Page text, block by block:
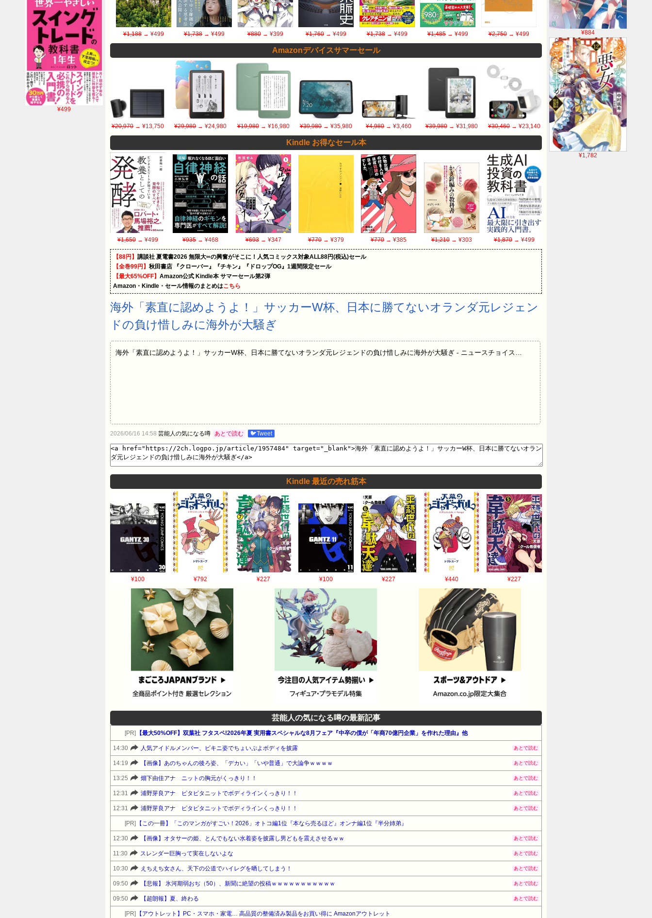
¥884
¥1,782
¥499
¥1,188→ ¥499 ¥1,738 → ¥499 ¥880→ ¥399 ¥1,760 → ¥499 ¥1,738→ ¥499 ¥1,485 → ¥499 ¥2,750→ ¥499
Amazonデバイスサマーセール
¥20,970 → ¥13,750 ¥29,980→ ¥24,980 ¥19,980→ ¥16,980 ¥39,980→ ¥35,980 ¥4,980→ ¥3,460 ¥39,980→ ¥31,980 ¥30,460→ ¥23,140
Kindle お得なセール本
¥1,650 → ¥499 ¥935→ ¥468 ¥693→ ¥347 ¥770→ ¥379 ¥770→ ¥385 ¥1,210→ ¥303 ¥1,870→ ¥499
【88円】 講談社 夏電書2026 無限大∞の興奮がそこに！人気コミックス対象ALL88円(税込)セール
【全巻99円】 秋田書店 『クローバー』『チキン』『ドロップOG』1週間限定セール
【最大65%OFF】 Amazon公式 Kindle本 サマーセール第2弾
Amazon・Kindle・セール情報のまとめはこちら
海外「素直に認めようよ！」サッカーW杯、日本に勝てないオランダ元レジェン
ドの負け惜しみに海外が大騒ぎ
海外「素直に認めようよ！」サッカーW杯、日本に勝てないオランダ元レジェンドの負け惜しみに海外が大騒ぎ - ニュースチョイス…
2026/06/16 14:58 芸能人の気になる噂 あとで読む 🐦Tweet
Kindle 最近の売れ筋本
¥100 ¥792 ¥227 ¥100 ¥227 ¥440 ¥227
芸能人の気になる噂の最新記事
[PR] 【最大50%OFF】双葉社 フタスペ!2026年夏 実用書スペシャルな8月フェア『中卒の僕が「年商70億円企業」を作れた理由』他
14:30 人気アイドルメンバー、ビキニ姿でちょいぷよボディを披露 あとで読む
14:19 【画像】あのちゃんの後ろ姿、「デカい」「いや普通」で大論争ｗｗｗｗ あとで読む
13:25 畑下由佳アナ ニットの胸元がくっきり！！ あとで読む
12:31 浦野芽良アナ ピタピタニットでボディラインくっきり！！ あとで読む
12:31 浦野芽良アナ ピタピタニットでボディラインくっきり！！ あとで読む
[PR] 【この一冊】「このマンガがすごい！2026」オトコ編1位『本なら売るほど』オンナ編1位『半分姉弟』
12:30 【画像】オタサーの姫、とんでもない水着姿を披露し男どもを震えさせるｗｗ あとで読む
11:30 スレンダー巨胸って実在しないよな あとで読む
10:30 えちえち女さん、天下の公道でハイレグを晒してしまう！ あとで読む
09:50 【悲報】 氷河期弱おぢ（50）、新聞に絶望の投稿ｗｗｗｗｗｗｗｗｗｗｗ あとで読む
09:50 【超朗報】夏、終わる あとで読む
[PR] 【アウトレット】PC・スマホ・家電… 高品質の整備済み製品をお買い得に Amazonアウトレット